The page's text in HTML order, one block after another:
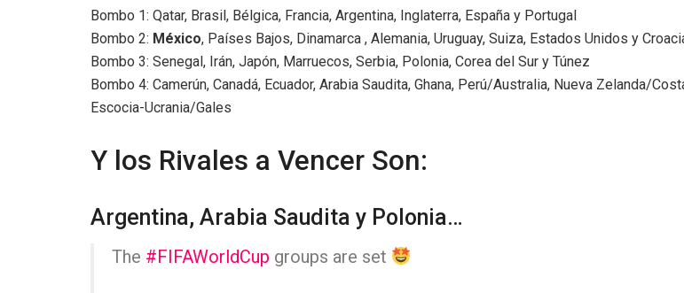
Bombo 1: Qatar, Brasil, Bélgica, Francia, Argentina, Inglaterra, España y Portugal
Bombo 2: México, Países Bajos, Dinamarca , Alemania, Uruguay, Suiza, Estados Unidos y
Bombo 3: Senegal, Irán, Japón, Marruecos, Serbia, Polonia, Corea del Sur y Túnez
Bombo 4: Camerún, Canadá, Ecuador, Arabia Saudita, Ghana, Perú/Australia, Nueva Zelanda/
Escocia-Ucrania/Gales
Y los Rivales a Vencer Son:
Argentina, Arabia Saudita y Polonia…
The #FIFAWorldCup groups are set